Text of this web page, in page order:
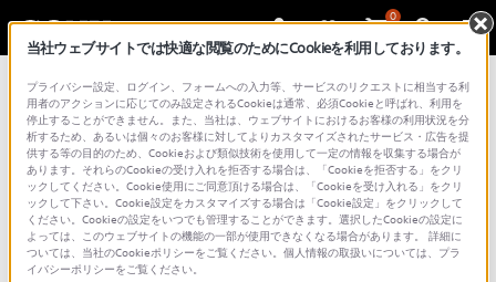
0
総合サポート・お問い合わせ
文書番号 : 00227761 / 最終更新日 : 2026/07/09
aiboがネットワークに接続できま
せん。（ERS-1000）
当社ウェブサイトでは快適な閲覧のためにCookieを利用しております。
プライバシー設定、ログイン、フォームへの入力等、サービスのリクエストに相当する利
用者のアクションに応じてのみ設定されるCookieは通常、必須Cookieと呼ばれ、利用を
停止することができません。また、当社は、ウェブサイトにおけるお客様の利用状況を分
析するため、あるいは個々のお客様に対してよりカスタマイズされたサービス・広告を提
供する等の目的のため、Cookieおよび類似技術を使用して一定の情報を収集する場合が
あります。それらのCookieの受け入れを拒否する場合は、「Cookieを拒否する」をクリ
ックしてください。Cookie使用にご同意頂ける場合は、「Cookieを受け入れる」をクリ
ックして下さい。Cookie設定をカスタマイズする場合は「Cookie設定」をクリックして
ください。Cookieの設定をいつでも管理することができます。選択したCookieの設定に
よっては、このウェブサイトの機能の一部が使用できなくなる場合があります。 詳細に
ついては、当社のCookieポリシーをご覧ください。個人情報の取扱いについては、プラ
イバシーポリシーをご覧ください。